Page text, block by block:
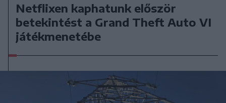
Netflixen kaphatunk először
betekintést a Grand Theft Auto VI
játékmenetébe